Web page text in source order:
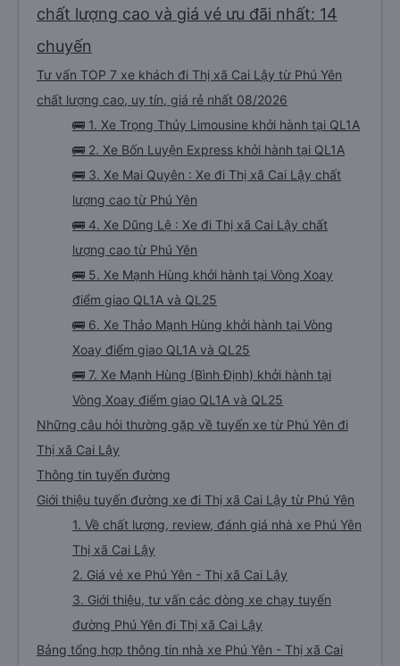
chất lượng cao và giá vé ưu đãi nhất: 14
chuyến
Tư vấn TOP 7 xe khách đi Thị xã Cai Lậy từ Phú Yên
chất lượng cao, uy tín, giá rẻ nhất 08/2026
🚌 1. Xe Trọng Thủy Limousine khởi hành tại QL1A
🚌 2. Xe Bốn Luyện Express khởi hành tại QL1A
🚌 3. Xe Mai Quyên : Xe đi Thị xã Cai Lậy chất
lượng cao từ Phú Yên
🚌 4. Xe Dũng Lệ : Xe đi Thị xã Cai Lậy chất
lượng cao từ Phú Yên
🚌 5. Xe Mạnh Hùng khởi hành tại Vòng Xoay
điểm giao QL1A và QL25
🚌 6. Xe Thảo Mạnh Hùng khởi hành tại Vòng
Xoay điểm giao QL1A và QL25
🚌 7. Xe Mạnh Hùng (Bình Định) khởi hành tại
Vòng Xoay điểm giao QL1A và QL25
Những câu hỏi thường gặp về tuyến xe từ Phú Yên đi
Thị xã Cai Lậy
Thông tin tuyến đường
Giới thiệu tuyến đường xe đi Thị xã Cai Lậy từ Phú Yên
1. Về chất lượng, review, đánh giá nhà xe Phú Yên
Thị xã Cai Lậy
2. Giá vé xe Phú Yên - Thị xã Cai Lậy
3. Giới thiệu, tư vấn các dòng xe chạy tuyến
đường Phú Yên đi Thị xã Cai Lậy
Bảng tổng hợp thông tin nhà xe Phú Yên - Thị xã Cai